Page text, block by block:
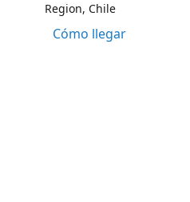
Region, Chile
Cómo llegar